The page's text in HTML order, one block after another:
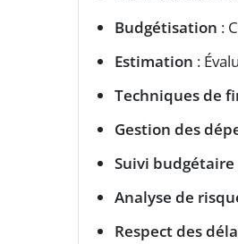
Budgétisation :
Estimation :
Techniques de
Gestion des
Suivi budgétaire
Analyse de
Respect des